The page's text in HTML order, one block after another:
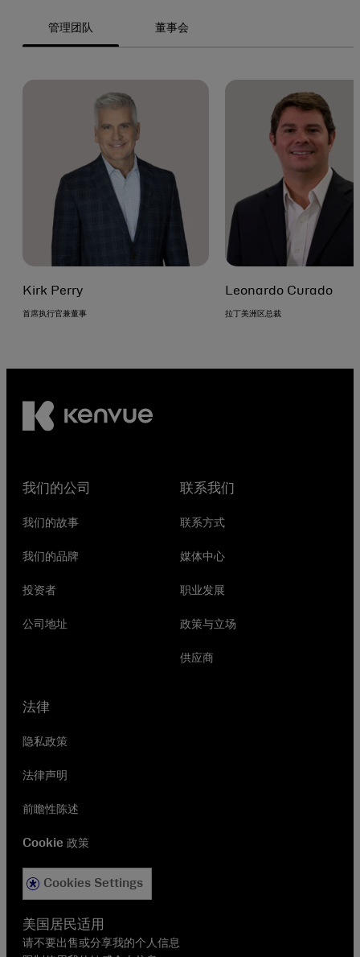
管理团队 董事会
Kirk Perry
首席执行官兼董事
Leonardo Curado
拉丁美洲区总裁
我们的公司
我们的故事
我们的品牌
投资者
公司地址
联系我们
联系方式
媒体中心
职业发展
政策与立场
供应商
法律
隐私政策
法律声明
前瞻性陈述
Cookie 政策
Cookies Settings
美国居民适用
请不要出售或分享我的个人信息